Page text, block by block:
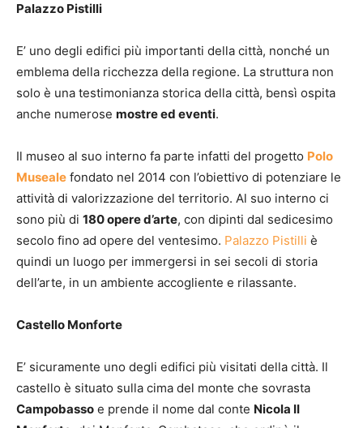
Palazzo Pistilli
E’ uno degli edifici più importanti della città, nonché un
emblema della ricchezza della regione. La struttura non
solo è una testimonianza storica della città, bensì ospita
anche numerose mostre ed eventi.
Il museo al suo interno fa parte infatti del progetto Polo
Museale fondato nel 2014 con l’obiettivo di potenziare le
attività di valorizzazione del territorio. Al suo interno ci
sono più di 180 opere d’arte, con dipinti dal sedicesimo
secolo fino ad opere del ventesimo. Palazzo Pistilli è
quindi un luogo per immergersi in sei secoli di storia
dell’arte, in un ambiente accogliente e rilassante.
Castello Monforte
E’ sicuramente uno degli edifici più visitati della città. Il
castello è situato sulla cima del monte che sovrasta
Campobasso e prende il nome dal conte Nicola II